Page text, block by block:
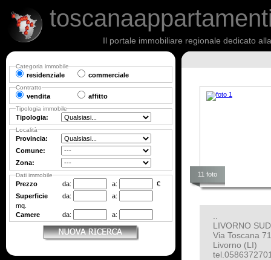
Il portale immobiliare regionale dedicato
Categoria immobile
residenziale commerciale
Contratto
vendita affitto
Tipologia immobile
Tipologia:
Località
Provincia:
Comune:
Zona:
Dati immobile
Prezzo da: a:
€
Superficie
da:
a:
mq.
Camere
da: a:
11 foto
LIVORNO SUD
Via Toscana
Livorno (LI)